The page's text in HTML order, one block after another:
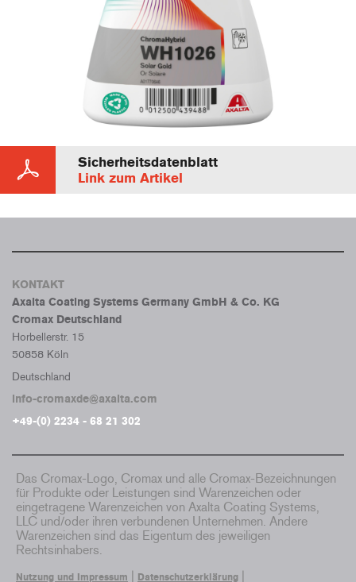
Sicherheitsdatenblatt
Link zum Artikel
KONTAKT
Axalta Coating Systems Germany GmbH & Co. KG
Cromax Deutschland
Horbellerstr. 15
50858 Köln
Deutschland
info-cromaxde@axalta.com
+49-(0) 2234 - 68 21 302
Das Cromax-Logo, Cromax und alle Cromax-Bezeichnungen
für Produkte oder Leistungen sind Warenzeichen oder
eingetragene Warenzeichen von Axalta Coating Systems,
LLC und/oder ihren verbundenen Unternehmen. Andere
Warenzeichen sind das Eigentum des jeweiligen
Rechtsinhabers.
Nutzung und Impressum Datenschutzerklärung